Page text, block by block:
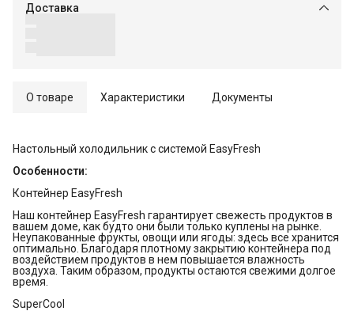
Доставка
О товаре Характеристики Документы
Настольный холодильник с системой EasyFresh
Особенности:
Контейнер EasyFresh
Наш контейнер EasyFresh гарантирует свежесть продуктов в
вашем доме, как будто они были только куплены на рынке.
Неупакованные фрукты, овощи или ягоды: здесь все хранится
оптимально. Благодаря плотному закрытию контейнера под
воздействием продуктов в нем повышается влажность
воздуха. Таким образом, продукты остаются свежими долгое
время.
SuperCool